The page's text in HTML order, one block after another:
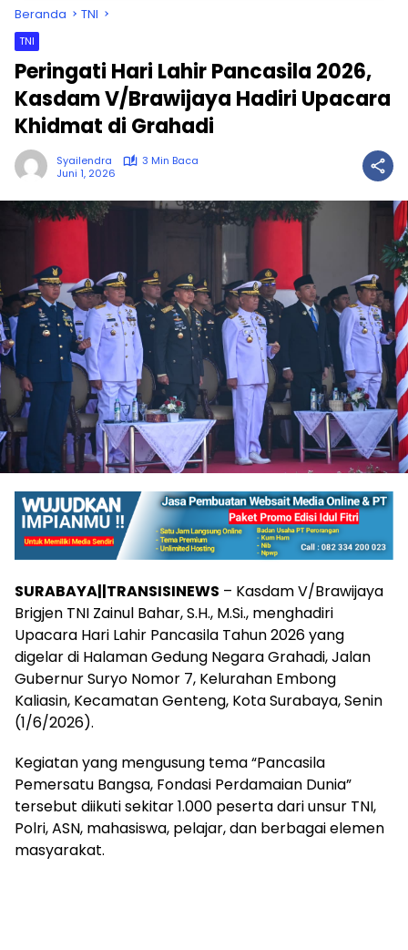
Beranda TNI
TNI
Peringati Hari Lahir Pancasila 2026,
Kasdam V/Brawijaya Hadiri Upacara
Khidmat di Grahadi
Syailendra
3 Min Baca
Juni 1, 2026
SURABAYA||TRANSISINEWS – Kasdam V/Brawijaya
Brigjen TNI Zainul Bahar, S.H., M.Si., menghadiri
Upacara Hari Lahir Pancasila Tahun 2026 yang
digelar di Halaman Gedung Negara Grahadi, Jalan
Gubernur Suryo Nomor 7, Kelurahan Embong
Kaliasin, Kecamatan Genteng, Kota Surabaya, Senin
(1/6/2026).
Kegiatan yang mengusung tema “Pancasila
Pemersatu Bangsa, Fondasi Perdamaian Dunia”
tersebut diikuti sekitar 1.000 peserta dari unsur TNI,
Polri, ASN, mahasiswa, pelajar, dan berbagai elemen
masyarakat.